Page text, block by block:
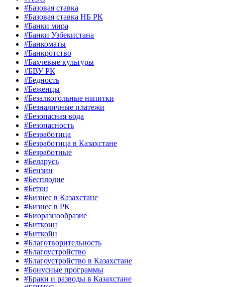
#Базовая ставка
#Базовая ставка НБ РК
#Банки мира
#Банки Узбекистана
#Банкоматы
#Банкротство
#Бахчевые культуры
#БВУ РК
#Бедность
#Беженцы
#Безалкогольные напитки
#Безналичные платежи
#Безопасная вода
#Безопасность
#Безработица
#Безработица в Казахстане
#Безработные
#Беларусь
#Бензин
#Бесплодие
#Бетон
#Бизнес в Казахстане
#Бизнес в РК
#Биоразнообразие
#Биткоин
#Биткойн
#Благотворительность
#Благоустройство
#Благоустройство в Казахстане
#Бонусные программы
#Браки и разводы в Казахстане